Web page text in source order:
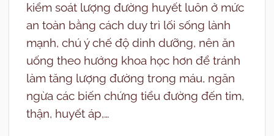
kiểm soát lượng đường huyết luôn ở mức
an toàn bằng cách duy trì lối sống lành
mạnh, chú ý chế độ dinh dưỡng, nên ăn
uống theo hướng khoa học hơn để tránh
làm tăng lượng đường trong máu, ngăn
ngừa các biến chứng tiểu đường đến tim,
thận, huyết áp,…